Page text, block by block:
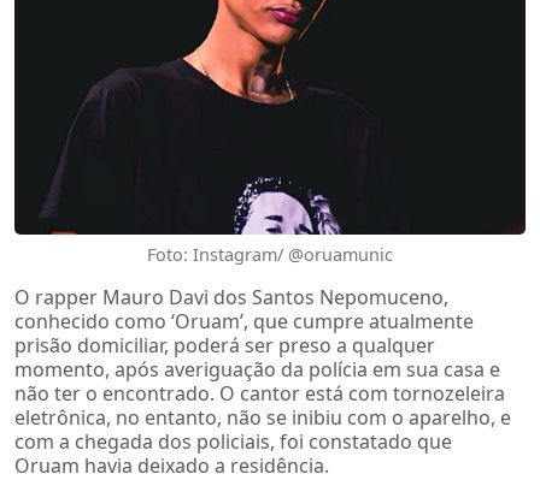
Foto: Instagram/ @oruamunic
O rapper Mauro Davi dos Santos Nepomuceno,
conhecido como ‘Oruam’, que cumpre atualmente
prisão domiciliar, poderá ser preso a qualquer
momento, após averiguação da polícia em sua casa e
não ter o encontrado. O cantor está com tornozeleira
eletrônica, no entanto, não se inibiu com o aparelho, e
com a chegada dos policiais, foi constatado que
Oruam havia deixado a residência.